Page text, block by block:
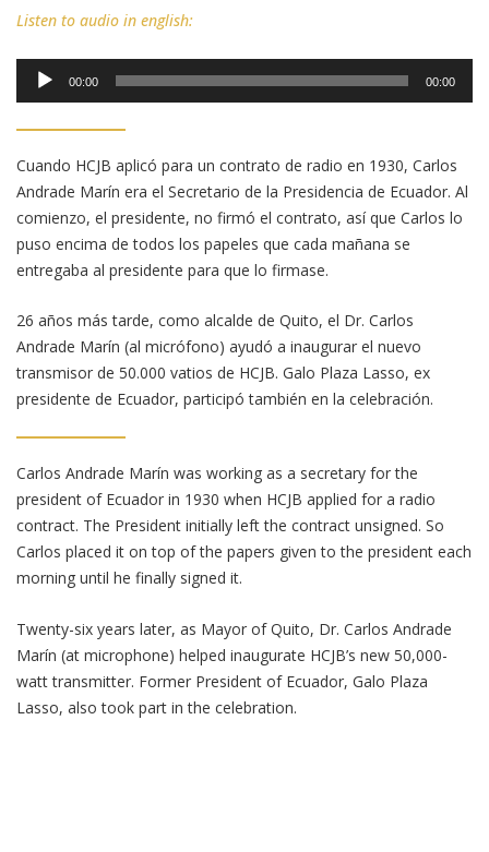
Listen to audio in english:
Reproductor
00:00 00:00
Cuando HCJB aplicó para un contrato de radio en 1930, Carlos
Andrade Marín era el Secretario de la Presidencia de Ecuador. Al
comienzo, el presidente, no firmó el contrato, así que Carlos lo
puso encima de todos los papeles que cada mañana se
entregaba al presidente para que lo firmase.
26 años más tarde, como alcalde de Quito, el Dr. Carlos
Andrade Marín (al micrófono) ayudó a inaugurar el nuevo
transmisor de 50.000 vatios de HCJB. Galo Plaza Lasso, ex
presidente de Ecuador, participó también en la celebración.
Carlos Andrade Marín was working as a secretary for the
president of Ecuador in 1930 when HCJB applied for a radio
contract. The President initially left the contract unsigned. So
Carlos placed it on top of the papers given to the president each
morning until he finally signed it.
Twenty-six years later, as Mayor of Quito, Dr. Carlos Andrade
Marín (at microphone) helped inaugurate HCJB’s new 50,000-
watt transmitter. Former President of Ecuador, Galo Plaza
Lasso, also took part in the celebration.